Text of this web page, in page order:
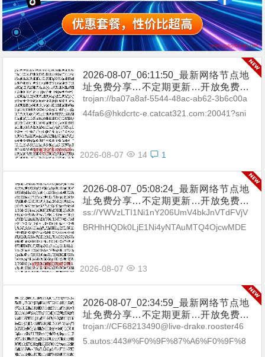
2026-08-07_06:11:50_最新网络节点地
址免费分享…不定期更新…开放免费分
享（网络免费节点香港|日本|韩国|新加
坡|台湾|马来西亚|…
trojan://ba07a8af-5544-48ac-ab62-3b6c00a
44fa6@hkdcrtc-e.catcat321.com:20041?sni
2026-08-07 14 1
2026-08-07_05:08:24_最新网络节点地
址免费分享…不定期更新…开放免费分
享（网络免费节点香港|日本|韩国|新加
坡|台湾|马来西亚|…
ss://YWVzLTI1Ni1nY206UmV4bkJnVTdFVjV
BRHhHQDk0LjE1Ni4yNTAuMTQ4OjcwMDE
2026-08-07 13
2026-08-07_02:34:59_最新网络节点地
址免费分享…不定期更新…开放免费分
享（网络免费节点香港|日本|韩国|新加
坡|台湾|马来西亚|…
trojan://CF68213490@live-drake.rooster46
5.autos:443#%F0%9F%87%A6%F0%9F%8